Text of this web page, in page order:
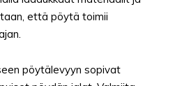
että pöytä toimii
pöytälevyyn sopivat